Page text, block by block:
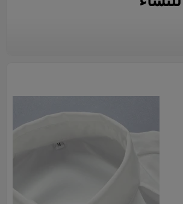
سريع.
يظهر مظهرًا عتيقًا ويجعل الملابس ناعمة
، ولا يوجد به تشققات للقمصان.